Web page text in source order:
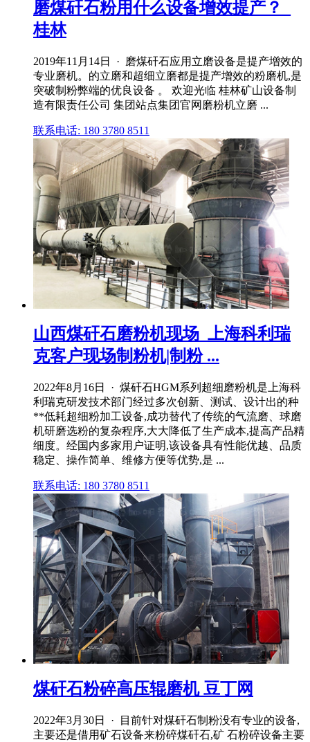
磨煤矸石粉用什么设备增效提产？_
桂林
2019年11月14日 · 磨煤矸石应用立磨设备是提产增效的
专业磨机。的立磨和超细立磨都是提产增效的粉磨机,是
突破制粉弊端的优良设备 。 欢迎光临 桂林矿山设备制
造有限责任公司 集团站点集团官网磨粉机立磨 ...
联系电话: 180 3780 8511
山西煤矸石磨粉机现场_上海科利瑞
克客户现场制粉机|制粉 ...
2022年8月16日 · 煤矸石HGM系列超细磨粉机是上海科
利瑞克研发技术部门经过多次创新、测试、设计出的种
**低耗超细粉加工设备,成功替代了传统的气流磨、球磨
机研磨选粉的复杂程序,大大降低了生产成本,提高产品精
细度。经国内多家用户证明,该设备具有性能优越、品质
稳定、操作简单、维修方便等优势,是 ...
联系电话: 180 3780 8511
煤矸石粉碎高压辊磨机 豆丁网
2022年3月30日 · 目前针对煤矸石制粉没有专业的设备,
主要还是借用矿石设备来粉碎煤矸石,矿 石粉碎设备主要